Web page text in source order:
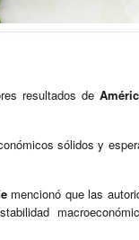
resultados de
sólidos y
mencionó que las